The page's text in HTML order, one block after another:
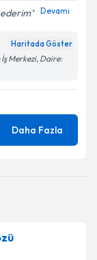
Devamı
Haritada Göster
Merkezi, Daire:
Daha Fazla